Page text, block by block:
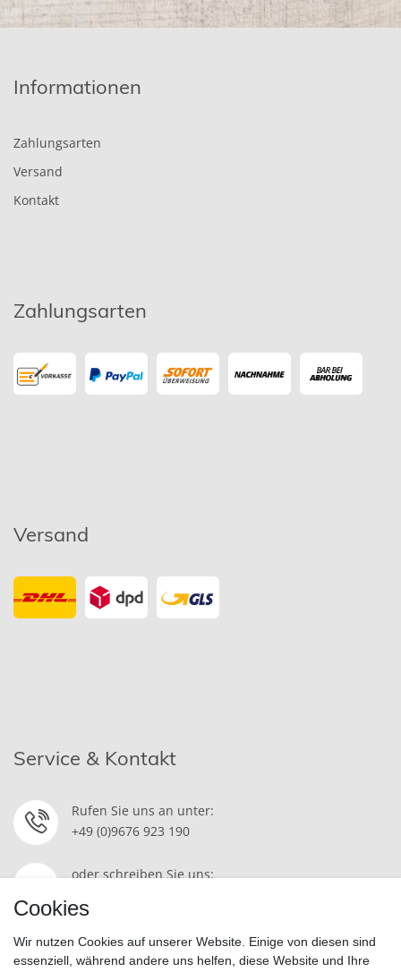
Informationen
Zahlungsarten
Versand
Kontakt
Zahlungsarten
Versand
Service & Kontakt
Rufen Sie uns an unter:
+49 (0)9676 923 190
oder schreiben Sie uns:
Cookies
Wir nutzen Cookies auf unserer Website. Einige von diesen sind
essenziell, während andere uns helfen, diese Website und Ihre